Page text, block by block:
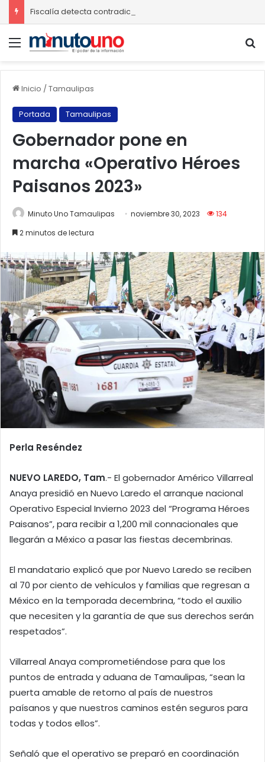
Fiscalía detecta contradicciones en caso Dafne
Menú
Inicio /Tamaulipas
Portada Tamaulipas
Gobernador pone en
marcha «Operativo Héroes
Paisanos 2023»
Minuto Uno Tamaulipas noviembre 30, 2023
134
2 minutos de lectura
Perla Reséndez
NUEVO LAREDO, Tam.- El gobernador Américo Villarreal
Anaya presidió en Nuevo Laredo el arranque nacional
Operativo Especial Invierno 2023 del “Programa Héroes
Paisanos”, para recibir a 1,200 mil connacionales que
llegarán a México a pasar las fiestas decembrinas.
El mandatario explicó que por Nuevo Laredo se reciben
al 70 por ciento de vehículos y familias que regresan a
México en la temporada decembrina, “todo el auxilio
que necesiten y la garantía de que sus derechos serán
respetados”.
Villarreal Anaya comprometiéndose para que los
puntos de entrada y aduana de Tamaulipas, “sean la
puerta amable de retorno al país de nuestros
paísanos y que nuestros caminos estén seguros para
todas y todos ellos”.
Señaló que el operativo se preparó en coordinación